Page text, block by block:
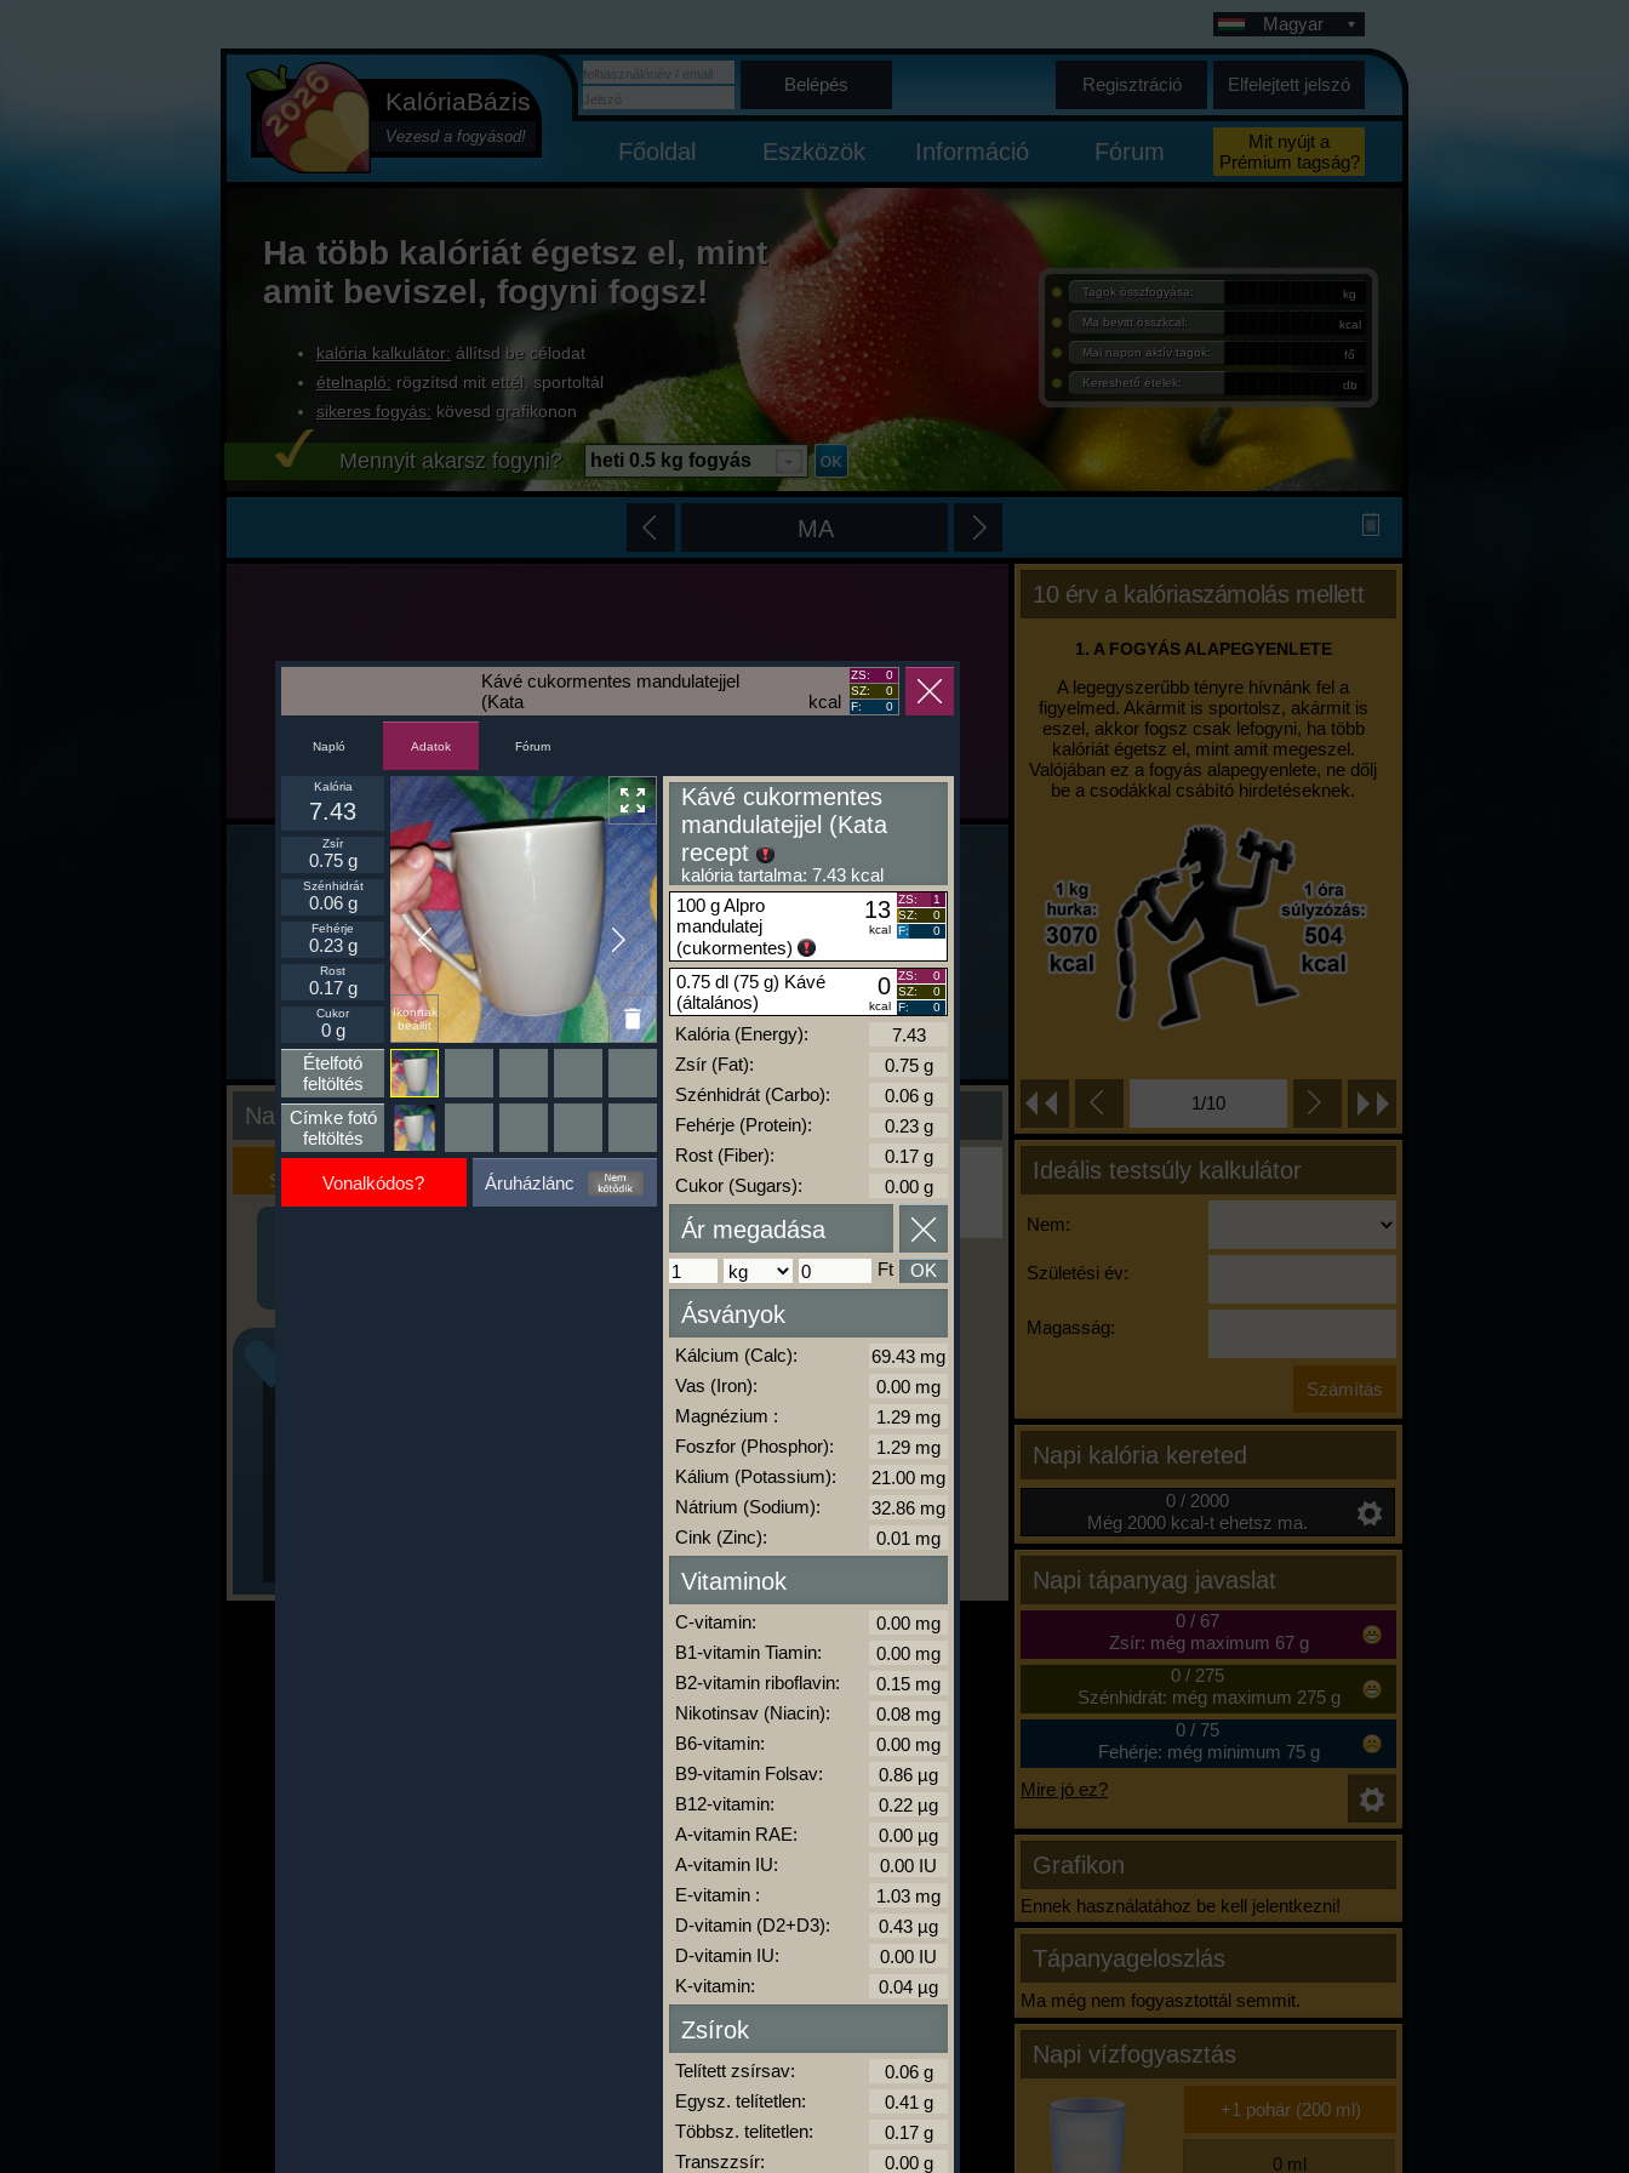
KalóriaBázis
Vezesd a fogyásod!
Magyar
Belépés Regisztráció Elfelejtett jelszó
Főoldal Eszközök Információ Fórum
Mit nyújt a
Prémium tagság?
Ha több kalóriát égetsz el, mint
amit beviszel, fogyni fogsz!
kalória kalkulátor: állítsd be célodat
ételnapló: rögzítsd mit ettél, sportoltál
sikeres fogyás: kövesd grafikonon
Tagok összfogyása: kg
Ma bevitt összkcal: kcal
Mai napon aktív tagok: fő
Kereshető ételek: db
Mennyit akarsz fogyni? heti 0.5 kg fogyás
MA
10 érv a kalóriaszámolás mellett
1. A FOGYÁS ALAPEGYENLETE
A legegyszerűbb tényre hívnánk fel a
figyelmed. Akármit is sportolsz, akármit is
eszel, akkor fogsz csak lefogyni, ha több
kalóriát égetsz el, mint amit megeszel.
Valójában ez a fogyás alapegyenlete, ne dőlj
be a csodákkal csábító hirdetéseknek.
1/10
Ideális testsúly kalkulátor
Nem:
Születési év:
Magasság:
Napi kalória kereted
0 / 2000
Még 2000 kcal-t ehetsz ma.
Napi tápanyag javaslat
0/ 67
Zsír: még maximum 67 g
0/ 275
Szénhidrát: még maximum 275 g
0/ 75
Fehérje: még minimum 75 g
Mire jó ez?
Grafikon
Ennek használatához be kell jelentkezni!
Tápanyageloszlás
Ma még nem fogyasztottál semmit.
Napi vízfogyasztás
Nap kiértékelése
Kalória
Szimulátor
Szöveges
Értékelés
Ha ma már nem eszel/sportolsz többet,
kattints a kiértékelésre!
A Kalória Szimulátor Prémium funkció.
kcal
Kávé cukormentes mandulatejjel
(Kata
ZS:
0
SZ:
0
F:
0
Napló Adatok Fórum
Ikonnak
beállít
Kalória
7.43
Zsír
0.75 g
Szénhidrát
0.06 g
Fehérje
0.23 g
Rost
0.17 g
Cukor
0 g
Ételfotó
feltöltés
Címke fotó
feltöltés
Vonalkódos? Áruházlánc
Kávé cukormentes
mandulatejjel (Kata
recept
kalória tartalma: 7.43 kcal
100 g Alpro
mandulatej
(cukormentes)
13
kcal
ZS:
1
SZ:
0
F:
0
0.75 dl (75 g) Kávé
(általános)
0
kcal
ZS:
0
SZ:
0
F:
0
Kalória (Energy):
Zsír (Fat):
Szénhidrát (Carbo):
Fehérje (Protein):
Rost (Fiber):
Cukor (Sugars):
Ár megadása
Ft OK
Ásványok
Kálcium (Calc):
Vas (Iron):
Magnézium :
Foszfor (Phosphor):
Kálium (Potassium):
Nátrium (Sodium):
Cink (Zinc):
Vitaminok
C-vitamin:
B1-vitamin Tiamin:
B2-vitamin riboflavin:
Nikotinsav (Niacin):
B6-vitamin:
B9-vitamin Folsav:
B12-vitamin:
A-vitamin RAE:
A-vitamin IU:
E-vitamin :
D-vitamin (D2+D3):
D-vitamin IU:
K-vitamin:
Zsírok
Telített zsírsav:
Egysz. telítetlen:
Többsz. telitetlen:
Transzzsír: